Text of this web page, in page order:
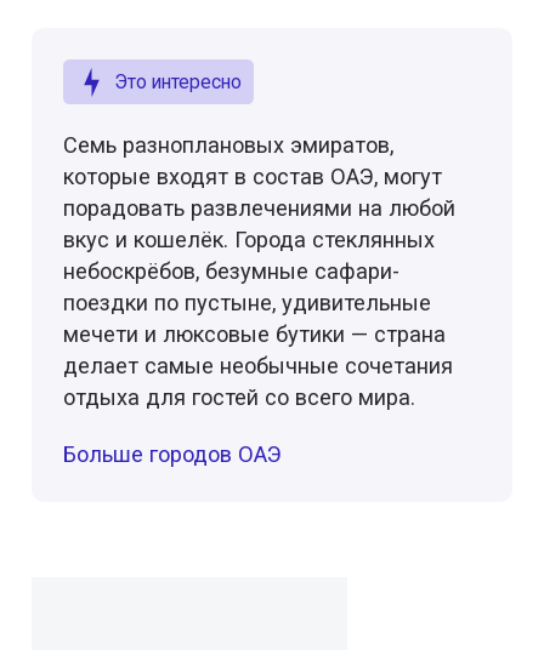
Это интересно
Семь разноплановых эмиратов,
которые входят в состав ОАЭ, могут
порадовать развлечениями на любой
вкус и кошелёк. Города стеклянных
небоскрёбов, безумные сафари-
поездки по пустыне, удивительные
мечети и люксовые бутики — страна
делает самые необычные сочетания
отдыха для гостей со всего мира.
Больше городов ОАЭ